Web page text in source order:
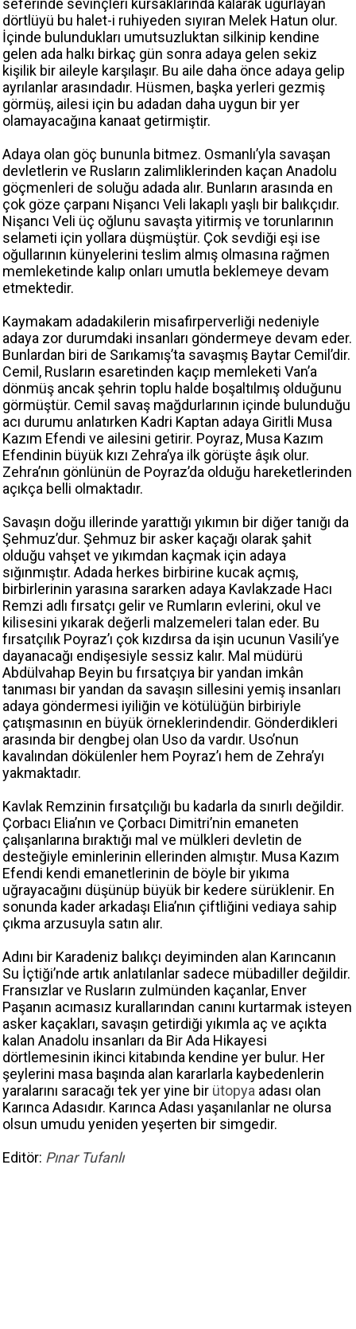
seferinde sevinçleri kursaklarında kalarak uğurlayan
dörtlüyü bu halet-i ruhiyeden sıyıran Melek Hatun olur.
İçinde bulundukları umutsuzluktan silkinip kendine
gelen ada halkı birkaç gün sonra adaya gelen sekiz
kişilik bir aileyle karşılaşır. Bu aile daha önce adaya gelip
ayrılanlar arasındadır. Hüsmen, başka yerleri gezmiş
görmüş, ailesi için bu adadan daha uygun bir yer
olamayacağına kanaat getirmiştir.
Adaya olan göç bununla bitmez. Osmanlı’yla savaşan
devletlerin ve Rusların zalimliklerinden kaçan Anadolu
göçmenleri de soluğu adada alır. Bunların arasında en
çok göze çarpanı Nişancı Veli lakaplı yaşlı bir balıkçıdır.
Nişancı Veli üç oğlunu savaşta yitirmiş ve torunlarının
selameti için yollara düşmüştür. Çok sevdiği eşi ise
oğullarının künyelerini teslim almış olmasına rağmen
memleketinde kalıp onları umutla beklemeye devam
etmektedir.
Kaymakam adadakilerin misafirperverliği nedeniyle
adaya zor durumdaki insanları göndermeye devam eder.
Bunlardan biri de Sarıkamış’ta savaşmış Baytar Cemil’dir.
Cemil, Rusların esaretinden kaçıp memleketi Van’a
dönmüş ancak şehrin toplu halde boşaltılmış olduğunu
görmüştür. Cemil savaş mağdurlarının içinde bulunduğu
acı durumu anlatırken Kadri Kaptan adaya Giritli Musa
Kazım Efendi ve ailesini getirir. Poyraz, Musa Kazım
Efendinin büyük kızı Zehra’ya ilk görüşte âşık olur.
Zehra’nın gönlünün de Poyraz’da olduğu hareketlerinden
açıkça belli olmaktadır.
Savaşın doğu illerinde yarattığı yıkımın bir diğer tanığı da
Şehmuz’dur. Şehmuz bir asker kaçağı olarak şahit
olduğu vahşet ve yıkımdan kaçmak için adaya
sığınmıştır. Adada herkes birbirine kucak açmış,
birbirlerinin yarasına sararken adaya Kavlakzade Hacı
Remzi adlı fırsatçı gelir ve Rumların evlerini, okul ve
kilisesini yıkarak değerli malzemeleri talan eder. Bu
fırsatçılık Poyraz’ı çok kızdırsa da işin ucunun Vasili’ye
dayanacağı endişesiyle sessiz kalır. Mal müdürü
Abdülvahap Beyin bu fırsatçıya bir yandan imkân
tanıması bir yandan da savaşın sillesini yemiş insanları
adaya göndermesi iyiliğin ve kötülüğün birbiriyle
çatışmasının en büyük örneklerindendir. Gönderdikleri
arasında bir dengbej olan Uso da vardır. Uso’nun
kavalından dökülenler hem Poyraz’ı hem de Zehra’yı
yakmaktadır.
Kavlak Remzinin fırsatçılığı bu kadarla da sınırlı değildir.
Çorbacı Elia’nın ve Çorbacı Dimitri’nin emaneten
çalışanlarına bıraktığı mal ve mülkleri devletin de
desteğiyle eminlerinin ellerinden almıştır. Musa Kazım
Efendi kendi emanetlerinin de böyle bir yıkıma
uğrayacağını düşünüp büyük bir kedere sürüklenir. En
sonunda kader arkadaşı Elia’nın çiftliğini vediaya sahip
çıkma arzusuyla satın alır.
Adını bir Karadeniz balıkçı deyiminden alan Karıncanın
Su İçtiği’nde artık anlatılanlar sadece mübadiller değildir.
Fransızlar ve Rusların zulmünden kaçanlar, Enver
Paşanın acımasız kurallarından canını kurtarmak isteyen
asker kaçakları, savaşın getirdiği yıkımla aç ve açıkta
kalan Anadolu insanları da Bir Ada Hikayesi
dörtlemesinin ikinci kitabında kendine yer bulur. Her
şeylerini masa başında alan kararlarla kaybedenlerin
yaralarını saracağı tek yer yine bir ütopya adası olan
Karınca Adasıdır. Karınca Adası yaşanılanlar ne olursa
olsun umudu yeniden yeşerten bir simgedir.
Editör: Pınar Tufanlı